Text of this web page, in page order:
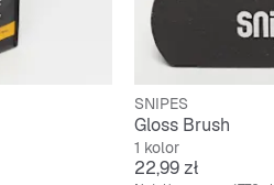
SNIPES
Gloss Brush
1 kolor
Cena
22,99 zł